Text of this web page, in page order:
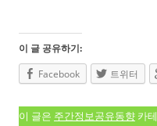
이 글 공유하기:
Facebook
트위터
이 글은 주간정보공유동향 카